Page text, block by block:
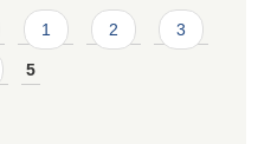
1 2 3
5